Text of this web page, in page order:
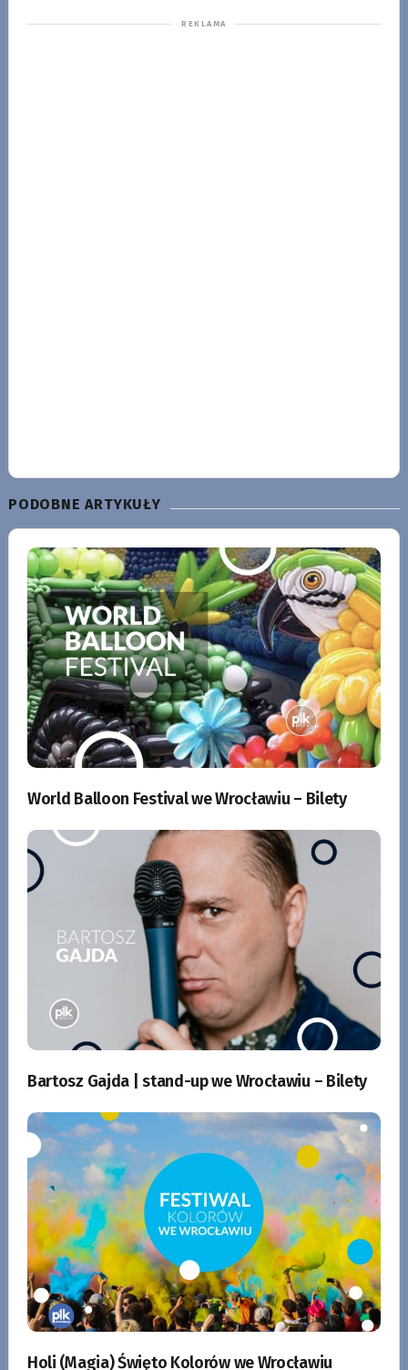
PODOBNE ARTYKUŁY
World Balloon Festival we Wrocławiu – Bilety
Bartosz Gajda | stand-up we Wrocławiu – Bilety
Holi (Magia) Święto Kolorów we Wrocławiu